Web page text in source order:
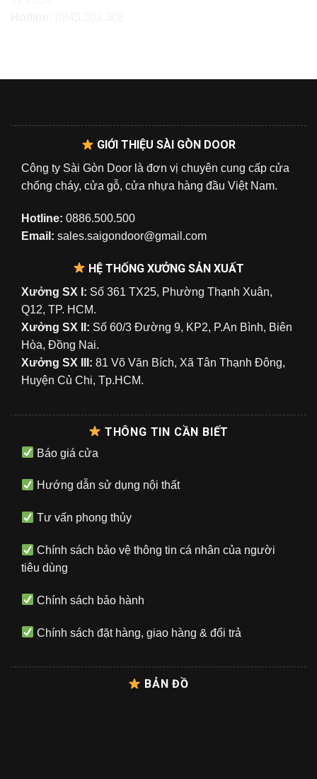
GIỚI THIỆU SÀI GÒN DOOR
Công ty Sài Gòn Door là đơn vị chuyên cung cấp cửa
chống cháy, cửa gỗ, cửa nhựa hàng đầu Việt Nam.
Hotline: 0886.500.500
Email: sales.saigondoor@gmail.com
HỆ THỐNG XƯỞNG SẢN XUẤT
Xưởng SX I: Số 361 TX25, Phường Thạnh Xuân,
Q12, TP. HCM.
Xưởng SX II: Số 60/3 Đường 9, KP2, P.An Bình, Biên
Hòa, Đồng Nai.
Xưởng SX III: 81 Võ Văn Bích, Xã Tân Thạnh Đông,
Huyện Củ Chi, Tp.HCM.
THÔNG TIN CẦN BIẾT
Báo giá cửa
Hướng dẫn sử dụng nội thất
Tư vấn phong thủy
Chính sách bảo vệ thông tin cá nhân của người
tiêu dùng
Chính sách bảo hành
Chính sách đặt hàng, giao hàng & đổi trả
BẢN ĐỒ